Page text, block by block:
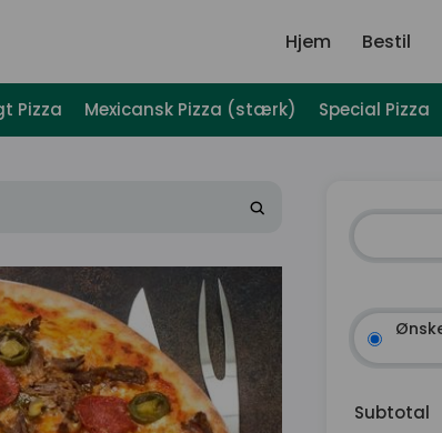
Hjem Bestil
Pizza Mexicansk Pizza (stærk) Special Pizza
Subtotal